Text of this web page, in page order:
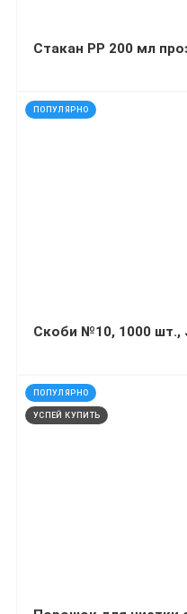
ПОПУЛЯРНО
код: 1223
Скоби №10, 1000 шт.,
ПОПУЛЯРНО
УСПЕЙ КУПИТЬ
код: 13419